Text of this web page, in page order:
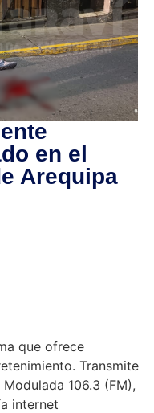
en el
Arequipa
que ofrece
Transmite
106.3 (FM),
internet